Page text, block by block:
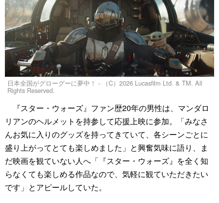
日本全国がグローグーに夢中！ - （C）2026 Lucasfilm Ltd. & TM. All
Rights Reserved.
『スター・ウォーズ』ファン歴20年の男性は、マンダロ
リアンのヘルメットを持参して応援上映に参加。「みなさ
んお気に入りのグッズを持ってきていて、各シーンごとに
盛り上がってとても楽しめました」と興奮気味に語り、ま
だ映画を観ていない人へ「『スター・ウォーズ』を全く知
らなくても楽しめる作品なので、気軽に観ていただきたい
です」とアピールしていた。